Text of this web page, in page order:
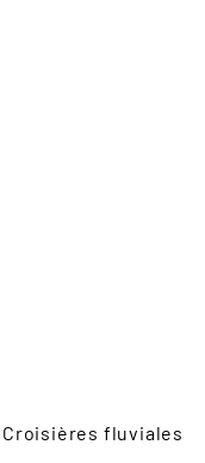
Croisières fluviales